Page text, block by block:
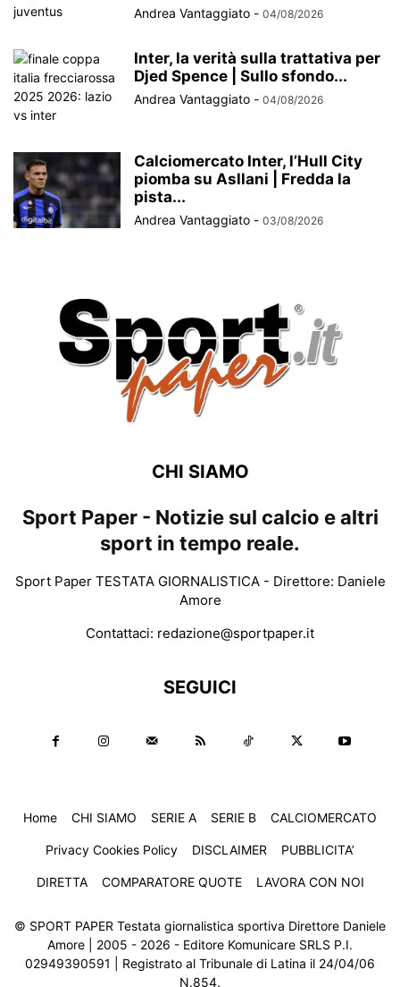
Andrea Vantaggiato - 04/08/2026
Inter, la verità sulla trattativa per
Djed Spence | Sullo sfondo...
Andrea Vantaggiato - 04/08/2026
Calciomercato Inter, l’Hull City
piomba su Asllani | Fredda la
pista...
Andrea Vantaggiato - 03/08/2026
CHI SIAMO
Sport Paper - Notizie sul calcio e altri
sport in tempo reale.
Sport Paper TESTATA GIORNALISTICA - Direttore: Daniele
Amore
Contattaci: redazione@sportpaper.it
SEGUICI
Home CHI SIAMO SERIE A SERIE B CALCIOMERCATO
Privacy Cookies Policy DISCLAIMER PUBBLICITA’
DIRETTA COMPARATORE QUOTE LAVORA CON NOI
© SPORT PAPER Testata giornalistica sportiva Direttore Daniele
Amore | 2005 - 2026 - Editore Komunicare SRLS P.I.
02949390591 | Registrato al Tribunale di Latina il 24/04/06
N.854.